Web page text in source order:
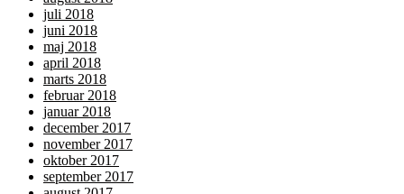
juli 2018
juni 2018
maj 2018
april 2018
marts 2018
februar 2018
januar 2018
december 2017
november 2017
oktober 2017
september 2017